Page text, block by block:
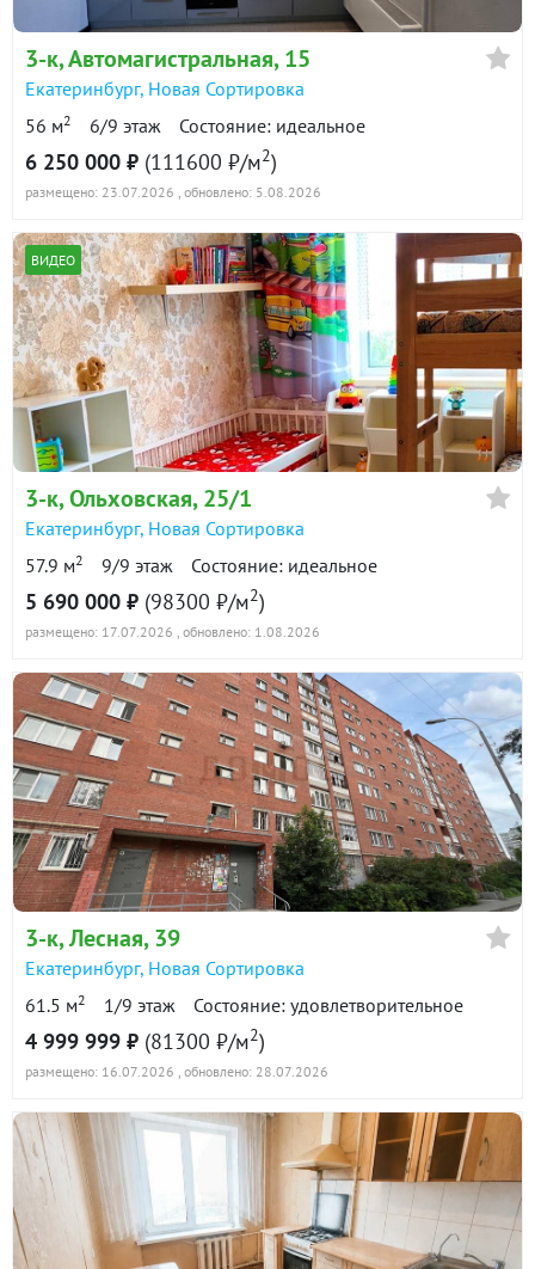
3-к, Автомагистральная, 15
Екатеринбург, Новая Сортировка
56 м2 6/9 этаж Состояние: идеальное
6 250 000 ₽ (111600 ₽/м2)
размещено: 23.07.2026 , обновлено: 5.08.2026
ВИДЕО
3-к, Ольховская, 25/1
Екатеринбург, Новая Сортировка
57.9 м2 9/9 этаж Состояние: идеальное
5 690 000 ₽ (98300 ₽/м2)
размещено: 17.07.2026 , обновлено: 1.08.2026
3-к, Лесная, 39
Екатеринбург, Новая Сортировка
61.5 м2 1/9 этаж Состояние: удовлетворительное
4 999 999 ₽ (81300 ₽/м2)
размещено: 16.07.2026 , обновлено: 28.07.2026